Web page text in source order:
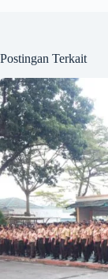
Postingan Terkait